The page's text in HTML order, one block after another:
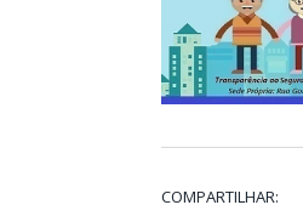
COMPARTILHAR: